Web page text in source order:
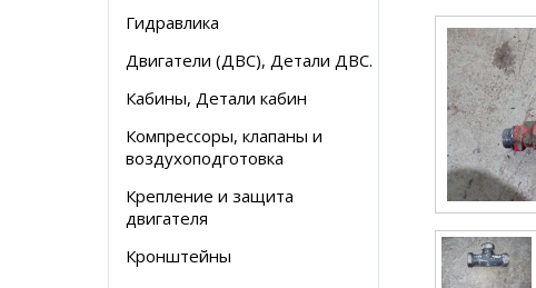
Гидравлика
Двигатели (ДВС), Детали ДВС.
Кабины, Детали кабин
Компрессоры, клапаны и
воздухоподготовка
Крепление и защита
двигателя
Кронштейны